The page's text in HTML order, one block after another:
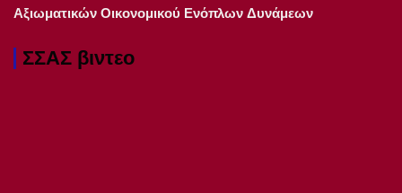
Αξιωματικών Οικονομικού Ενόπλων Δυνάμεων
ΣΣΑΣ βιντεο